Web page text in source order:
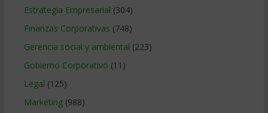
Estrategia Empresarial (304)
Finanzas Corporativas (748)
Gerencia social y ambiental (223)
Gobierno Corporativo (11)
Legal (125)
Marketing(988)